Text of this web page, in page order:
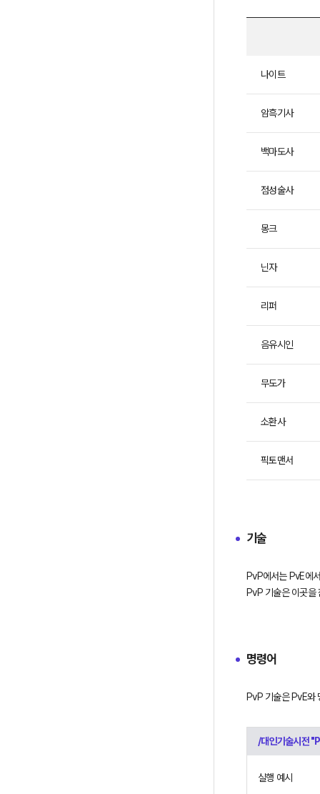
별
합
나이트
암흑기사
백마도사
점성술사
몽크
닌자
리퍼
음유시인
무도가
소환사
픽토맨서
기술
PvP에서는 PvE에
PvP 기술은 이곳을
명령어
PvP 기술은 PvE와
/대인기술시전
실행 예시